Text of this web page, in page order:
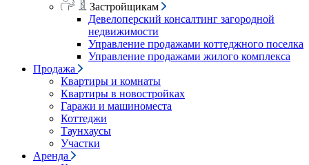
Застройщикам
Девелоперский консалтинг загородной
недвижимости
Управление продажами коттеджного поселка
Управление продажами жилого комплекса
Продажа
Квартиры и комнаты
Квартиры в новостройках
Гаражи и машиноместа
Коттеджи
Таунхаусы
Участки
Аренда